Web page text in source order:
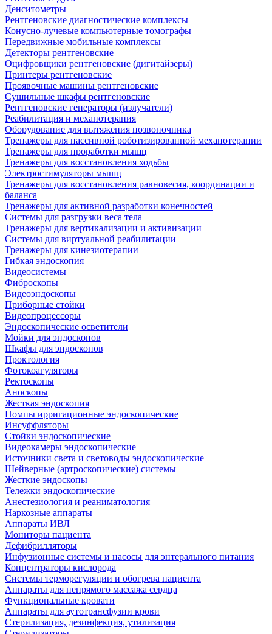
Денситометры
Рентгеновские диагностические комплексы
Конусно-лучевые компьютерные томографы
Передвижные мобильные комплексы
Детекторы рентгеновские
Оцифровщики рентгеновские (дигитайзеры)
Принтеры рентгеновские
Проявочные машины рентгеновские
Сушильные шкафы рентгеновские
Рентгеновские генераторы (излучатели)
Реабилитация и механотерапия
Оборудование для вытяжения позвоночника
Тренажеры для пассивной роботизированной механотерапии
Тренажеры для проработки мышц
Тренажеры для восстановления ходьбы
Электростимуляторы мышц
Тренажеры для восстановления равновесия, координации и
баланса
Тренажеры для активной разработки конечностей
Системы для разгрузки веса тела
Тренажеры для вертикализации и активизации
Системы для виртуальной реабилитации
Тренажеры для кинезиотерапии
Гибкая эндоскопия
Видеосистемы
Фиброскопы
Видеоэндоскопы
Приборные стойки
Видеопроцессоры
Эндоскопические осветители
Мойки для эндоскопов
Шкафы для эндоскопов
Проктология
Фотокоагуляторы
Ректоскопы
Аноскопы
Жесткая эндоскопия
Помпы ирригационные эндоскопические
Инсуффляторы
Стойки эндоскопические
Видеокамеры эндоскопические
Источники света и световоды эндоскопические
Шейверные (артроскопические) системы
Жесткие эндоскопы
Тележки эндоскопические
Анестезиология и реаниматология
Наркозные аппараты
Аппараты ИВЛ
Мониторы пациента
Дефибрилляторы
Инфузионные системы и насосы для энтерального питания
Концентраторы кислорода
Системы терморегуляции и обогрева пациента
Аппараты для непрямого массажа сердца
Функциональные кровати
Аппараты для аутотрансфузии крови
Стерилизация, дезинфекция, утилизация